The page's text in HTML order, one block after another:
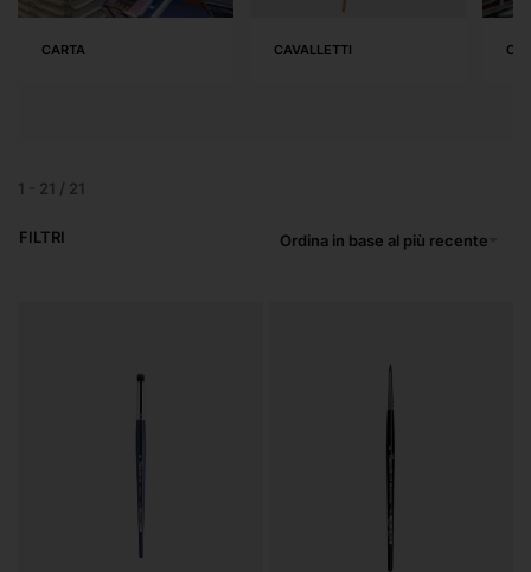
CARTA CAVALLETTI
1 21 / 21
Ordina in base al più recente
FILTRI